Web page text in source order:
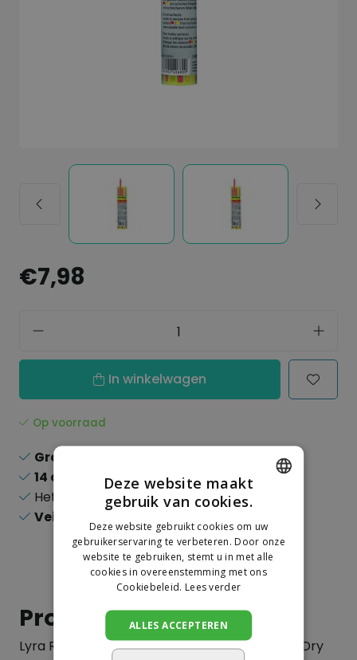
€7,98
In winkelwagen
Op voorraad
Gratis verzending
14 dagen
recht op retour
Het
grootsteassortiment
Veilig
Productinformatie
Lyra Reserve stiften voor Lyra Dry en de Lyra Dry
DUTCH
GERMAN
Deze website maakt
gebruik van cookies.
Deze website gebruikt cookies om uw
gebruikerservaring te verbeteren. Door onze
website te gebruiken, stemt u in met alle
cookies in overeenstemming met ons
Cookiebeleid. Lees verder
ALLES ACCEPTEREN